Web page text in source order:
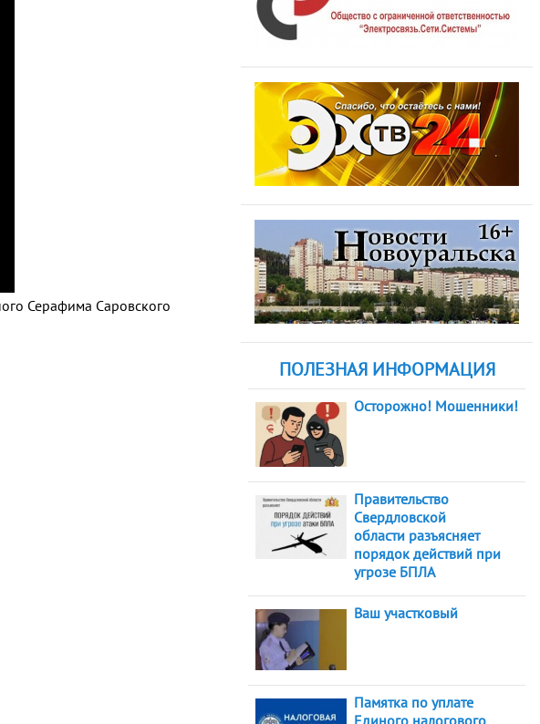
Серафима Саровского
ПОЛЕЗНАЯ ИНФОРМАЦИЯ
Осторожно! Мошенники!
Правительство
Свердловской
области разъясняет
порядок действий при
угрозе БПЛА
Ваш участковый
Памятка по уплате
Единого налогового